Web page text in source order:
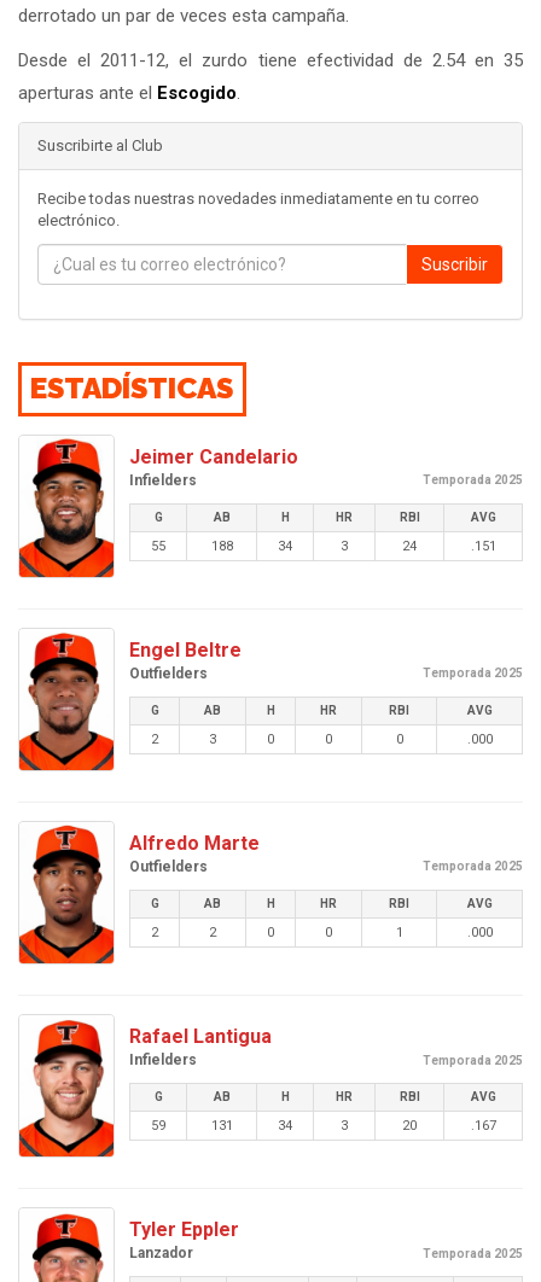
derrotado un par de veces esta campaña.
Desde el 2011-12, el zurdo tiene efectividad de 2.54 en 35
aperturas ante el Escogido.
Suscribirte al Club
Recibe todas nuestras novedades inmediatamente en tu correo
electrónico.
Suscribir
ESTADÍSTICAS
Jeimer Candelario
Infielders Temporada 2025
G AB H HR RBI AVG
55 188 34 3 24 .151
Engel Beltre
Outfielders Temporada 2025
G AB H HR RBI AVG
2 3 0 0 0 .000
Alfredo Marte
Outfielders Temporada 2025
G AB H HR RBI AVG
2 2 0 0 1 .000
Rafael Lantigua
Infielders Temporada 2025
G AB H HR RBI AVG
59 131 34 3 20 .167
Tyler Eppler
Lanzador Temporada 2025